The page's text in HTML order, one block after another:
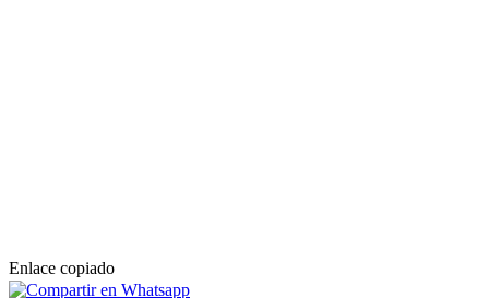
Enlace copiado